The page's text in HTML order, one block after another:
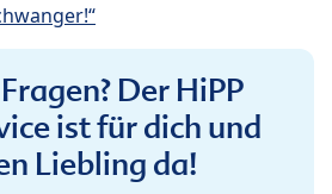
Der HiPP
ist für dich und
Liebling da!